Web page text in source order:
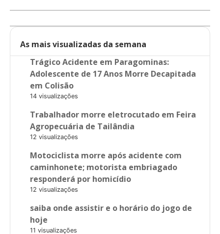
As mais visualizadas da semana
Trágico Acidente em Paragominas:
Adolescente de 17 Anos Morre Decapitada
em Colisão
14 visualizações
Trabalhador morre eletrocutado em Feira
Agropecuária de Tailândia
12 visualizações
Motociclista morre após acidente com
caminhonete; motorista embriagado
responderá por homicídio
12 visualizações
saiba onde assistir e o horário do jogo de
hoje
11 visualizações